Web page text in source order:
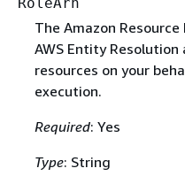
The Amazon
AWS Entity
resources on your
execution.
Required: Yes
Type: String